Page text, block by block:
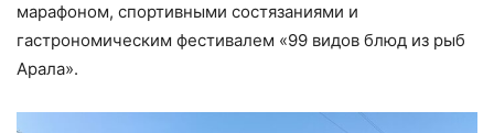
марафоном, спортивными состязаниями и
гастрономическим фестивалем «99 видов блюд из рыб
Арала».